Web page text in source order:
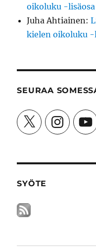
oikoluku -
Juha Ahtiainen:
kielen oikoluku -
SEURAA
X Instagram
SYÖTE